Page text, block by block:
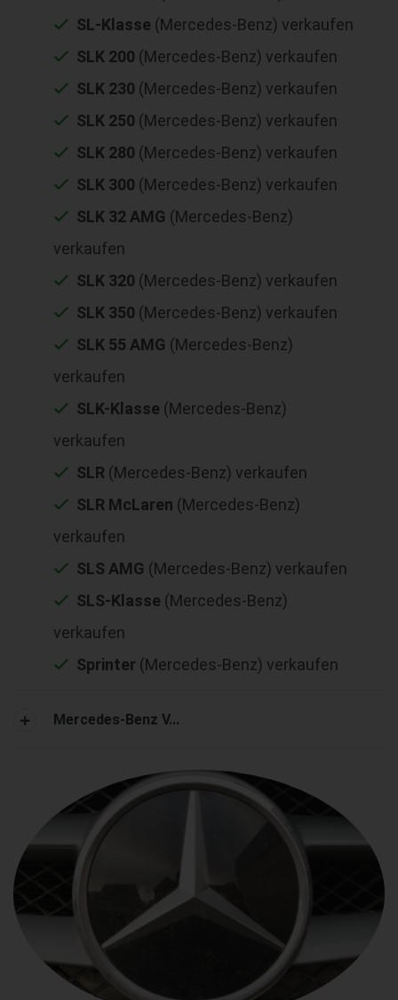
SL-Klasse (Mercedes-Benz) verkaufen
SLK 200 (Mercedes-Benz) verkaufen
SLK 230 (Mercedes-Benz) verkaufen
SLK 250 (Mercedes-Benz) verkaufen
SLK 280 (Mercedes-Benz) verkaufen
SLK 300 (Mercedes-Benz) verkaufen
SLK 32 AMG (Mercedes-Benz)
verkaufen
SLK 320 (Mercedes-Benz) verkaufen
SLK 350 (Mercedes-Benz) verkaufen
SLK 55 AMG (Mercedes-Benz)
verkaufen
SLK-Klasse (Mercedes-Benz)
verkaufen
SLR (Mercedes-Benz) verkaufen
SLR McLaren (Mercedes-Benz)
verkaufen
SLS AMG (Mercedes-Benz) verkaufen
SLS-Klasse (Mercedes-Benz)
verkaufen
Sprinter (Mercedes-Benz) verkaufen
Mercedes-Benz V...